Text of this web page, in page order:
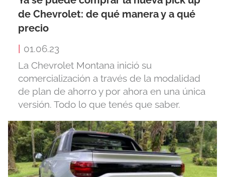
de Chevrolet: de qué manera y a qué
precio
01.06.23
La Chevrolet Montana inició su
comercialización a través de la modalidad
de plan de ahorro y por ahora en una única
versión. Todo lo que tenés que saber.